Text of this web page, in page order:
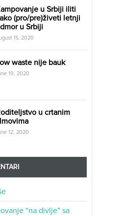
u Srbiji iliti
(pro/pre)živeti letnji
u Srbiji
15, 2020
waste nije bauk
19, 2020
u crtanim
12, 2020
“na divlje” sa